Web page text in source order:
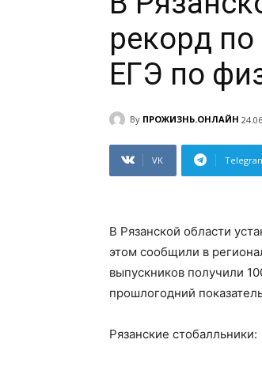
рекорд по
ЕГЭ по
By ПРОЖИЗНЬ.ОНЛАЙН
VK
В Рязанской области
этом сообщили в
выпускников получили
прошлогодний
Рязанские стобалльники: